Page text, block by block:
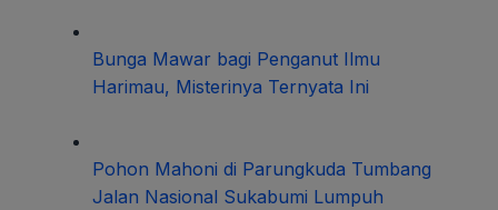
Bunga Mawar bagi Penganut Ilmu
Harimau, Misterinya Ternyata Ini
Pohon Mahoni di Parungkuda Tumbang
Jalan Nasional Sukabumi Lumpuh